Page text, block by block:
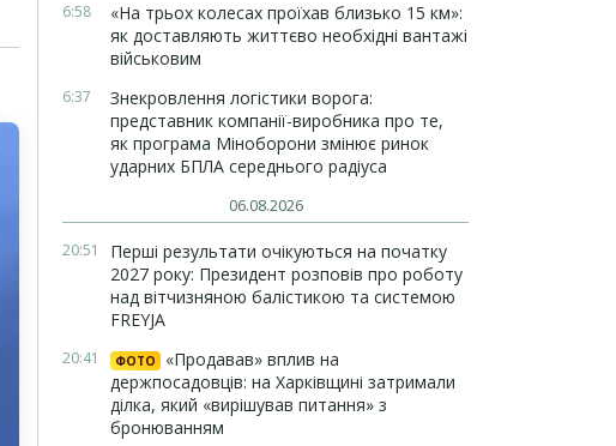
6:58
«На трьох колесах проїхав близько 15 км»:
як доставляють життєво необхідні вантажі
військовим
6:37
Знекровлення логістики ворога:
представник компанії-виробника про те,
як програма Міноборони змінює ринок
ударних БПЛА середнього радіуса
06.08.2026
20:51
Перші результати очікуються на початку
2027 року: Президент розповів про роботу
над вітчизняною балістикою та системою
FREYJA
20:41 ФОТО
«Продавав» вплив на
держпосадовців: на Харківщині затримали
ділка, який «вирішував питання» з
бронюванням